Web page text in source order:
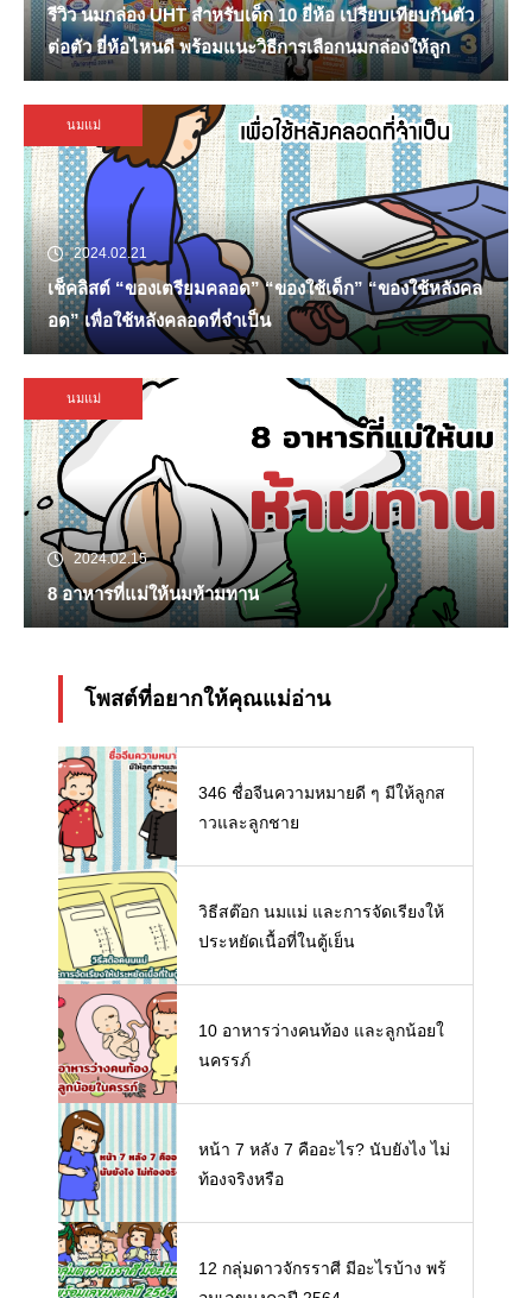
รีวิว นมกล่อง UHT สำหรับเด็ก 10 ยี่ห้อ เปรียบเทียบกันตัว
ต่อตัว ยี่ห้อไหนดี พร้อมแนะวิธีการเลือกนมกล่องให้ลูก
นมแม่
2024.02.21
เช็คลิสต์ “ของเตรียมคลอด” “ของใช้เด็ก” “ของใช้หลังคล
อด” เพื่อใช้หลังคลอดที่จำเป็น
นมแม่
2024.02.15
8 อาหารที่แม่ให้นมห้ามทาน
โพสต์ที่อยากให้คุณแม่อ่าน
346 ชื่อจีนความหมายดี ๆ มีให้ลูกส
าวและลูกชาย
วิธีสต๊อก นมแม่ และการจัดเรียงให้
ประหยัดเนื้อที่ในตู้เย็น
10 อาหารว่างคนท้อง และลูกน้อยใ
นครรภ์
หน้า 7 หลัง 7 คืออะไร? นับยังไง ไม่
ท้องจริงหรือ
12 กลุ่มดาวจักรราศี มีอะไรบ้าง พร้